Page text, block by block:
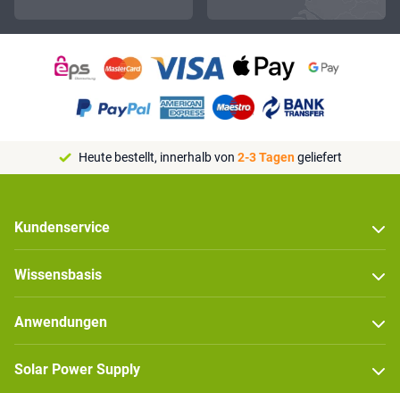
Heute bestellt, innerhalb von 2-3 Tagengeliefert
Kundenservice
Wissensbasis
Anwendungen
Solar Power Supply